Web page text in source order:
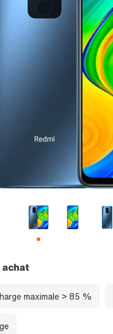
achat
maximale > 85 %